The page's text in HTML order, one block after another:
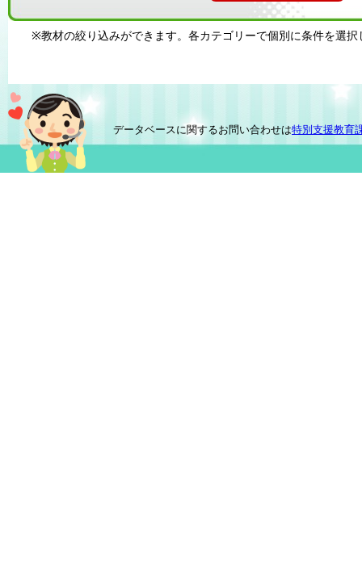
※教材の絞り込みができます。各カテゴリーで個別に条件を選択
データベースに関するお問い合わせは特別支援教育